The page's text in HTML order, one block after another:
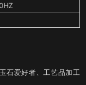
石爱好者、工艺品加工